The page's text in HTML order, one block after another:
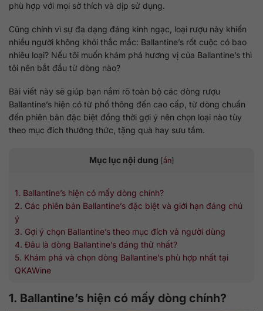
phù hợp với mọi sở thích và dịp sử dụng.
Cũng chính vì sự đa dạng đáng kinh ngạc, loại rượu này khiến
nhiều người không khỏi thắc mắc: Ballantine’s rốt cuộc có bao
nhiêu loại? Nếu tôi muốn khám phá hương vị của Ballantine’s thì
tôi nên bắt đầu từ dòng nào?
Bài viết này sẽ giúp bạn nắm rõ toàn bộ các dòng rượu
Ballantine’s hiện có từ phổ thông đến cao cấp, từ dòng chuẩn
đến phiên bản đặc biệt đồng thời gợi ý nên chọn loại nào tùy
theo mục đích thưởng thức, tặng quà hay sưu tầm.
Mục lục nội dung [ẩn]
1. Ballantine’s hiện có mấy dòng chính?
2. Các phiên bản Ballantine’s đặc biệt và giới hạn đáng chú
ý
3. Gợi ý chọn Ballantine’s theo mục đích và người dùng
4. Đâu là dòng Ballantine’s đáng thử nhất?
5. Khám phá và chọn dòng Ballantine’s phù hợp nhất tại
QKAWine
1. Ballantine’s hiện có mấy dòng chính?